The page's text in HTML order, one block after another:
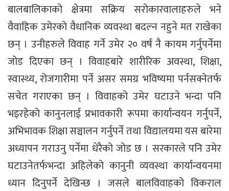
बालबालिकाको क्षेत्रमा सक्रिय सरोकारवालाहरुले भने
वैवाहिक उमेरको वैधानिक व्यवस्था बदल्न नहुने मत राखेका
छन् । उनीहरुले विवाह गर्ने उमेर २० वर्ष नै कायम गर्नुपर्नेमा
जोड दिएका छन् । विवाहबारे शारीरिक अवस्था, शिक्षा,
स्वास्थ्य, रोजगारीमा पर्ने असर समग्र भविष्यमा पर्नसक्नेतर्फ
सचेत गराएका छन् । विवाहको उमेर घटाउने भन्दा पनि
भइरहेको कानुनलाई प्रभावकारी रूपमा कार्यान्वयन गर्नुपर्ने,
अभिभावक शिक्षा सञ्चालन गर्नुपर्ने तथा विद्यालयमा यस बारेमा
अध्यापन गराउनु पर्नेमा धेरैको जोड छ । सरकारले पनि उमेर
घटाउनेतर्फभन्दा अहिलेको कानुनी व्यवस्था कार्यान्वयनमा
ध्यान दिनुपर्ने देखिन्छ । जसले बालविवाहको विकराल